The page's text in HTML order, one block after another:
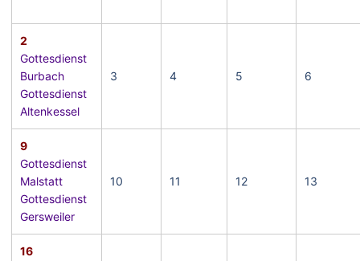
2
Gottesdienst
Burbach
Gottesdienst
Altenkessel
3 4 5 6
9
Gottesdienst
Malstatt
Gottesdienst
Gersweiler
10 11 12 13
16